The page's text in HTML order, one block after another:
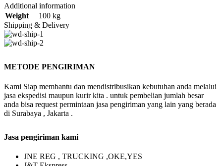
Additional information
Weight
100 kg
Shipping & Delivery
METODE PENGIRIMAN
Kami Siap membantu dan mendistribusikan kebutuhan anda melalui
jasa ekspedisi maupun kurir kita . untuk pembelian jumlah besar
anda bisa request permintaan jasa pengiriman yang lain yang berada
di Surabaya , Jakarta .
Jasa pengiriman kami
JNE REG , TRUCKING ,OKE,YES